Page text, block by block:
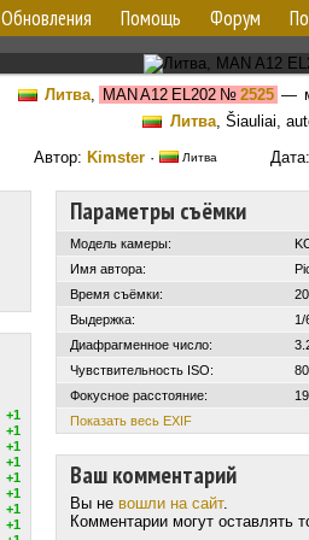
Обновления Помощь Форум
Литва, MAN A12 EL202№ 2525 —
Литва, Šiauliai,
Автор: Kimster · Литва Дата:
+1
+1
+1
+1
+1
+1
+1
+1
Параметры съёмки
Модель камеры:
Имя автора:
Время съёмки:
Выдержка:
1/
Диафрагменное число:
Чувствительность ISO:
80
Фокусное расстояние:
Показать весь EXIF
Ваш комментарий
Вы не вошли на сайт.
Комментарии могут оставлять